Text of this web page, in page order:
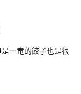
一竜的餃子也是很